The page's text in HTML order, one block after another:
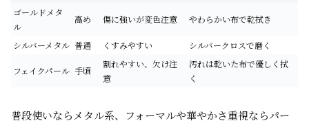
ゴールドメタ
ル
高め 傷に強いが変色注意 やわらかい布で乾拭き
シルバーメタル 普通 くすみやすい シルバークロスで磨く
フェイクパール 手頃
割れやすい、欠け注
意
汚れは乾いた布で優しく拭
く
普段使いならメタル系、フォーマルや華やかさ重視ならパー